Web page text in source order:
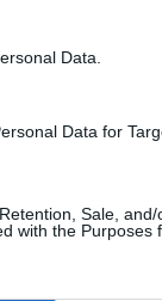
Data.
Data for
Sale, and/
with the Purposes
κράνους»,
σε